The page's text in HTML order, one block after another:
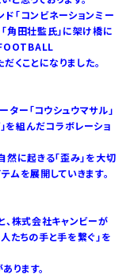
「コンビネーションミー
角田壮監氏」に架け橋に
くことになりました。
ー「コウシュウマサル」
を組んだコラボレーショ
然に起きる「歪み」を大切
ムを展開していきます。
、株式会社キャンビーが
たちの手と手を繋ぐ」を
ります。